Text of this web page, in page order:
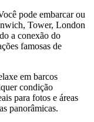
pode embarcar ou
Tower, London
a conexão do
famosas de
em barcos
condição
para fotos e áreas
panorâmicas.